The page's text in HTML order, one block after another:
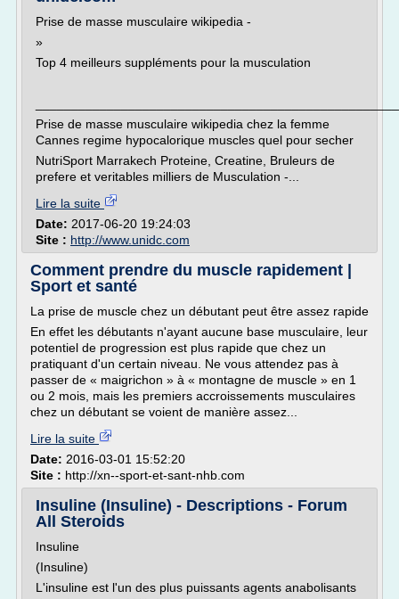
Prise de masse musculaire wikipedia -
»
Top 4 meilleurs suppléments pour la musculation
Prise de masse musculaire wikipedia chez la femme
Cannes regime hypocalorique muscles quel pour secher
NutriSport Marrakech Proteine, Creatine, Bruleurs de
prefere et veritables milliers de Musculation -...
Lire la suite
Date: 2017-06-20 19:24:03
Site : http://www.unidc.com
Comment prendre du muscle rapidement |
Sport et santé
La prise de muscle chez un débutant peut être assez rapide
En effet les débutants n'ayant aucune base musculaire, leur
potentiel de progression est plus rapide que chez un
pratiquant d'un certain niveau. Ne vous attendez pas à
passer de « maigrichon » à « montagne de muscle » en 1
ou 2 mois, mais les premiers accroissements musculaires
chez un débutant se voient de manière assez...
Lire la suite
Date: 2016-03-01 15:52:20
Site : http://xn--sport-et-sant-nhb.com
Insuline (Insuline) - Descriptions - Forum
All Steroids
Insuline
(Insuline)
L'insuline est l'un des plus puissants agents anabolisants